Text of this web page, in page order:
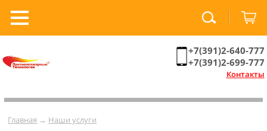
+7(391)2-640-777
+7(391)2-699-777
Контакты
Главная → Наши услуги